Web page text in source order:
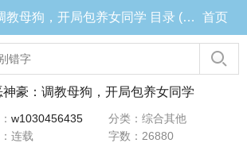
邪恶神豪：调教母狗，开局包养女同学 目录 (共10章) 首页
神豪：调教母狗，开局包养女同学
w1030456435
分类：综合其他
连载
字数：26880